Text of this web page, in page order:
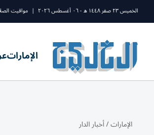
الخميس ٢٣ صفر ١٤٤٨ ه - ٠٦ أغسطس ٢٠٢٦ | مواقيت
الإمارات
الإمارات/أخبار الدار